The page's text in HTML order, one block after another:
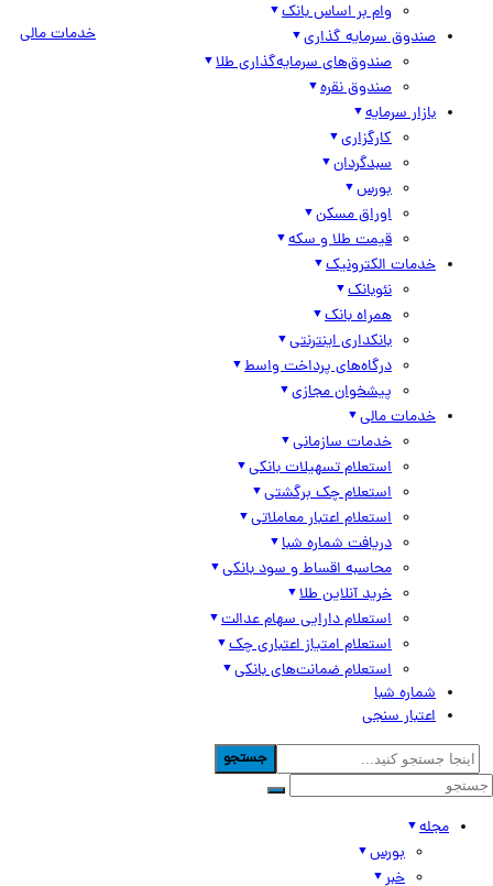
وام بر اساس بانک
صندوق سرمایه گذاری
صندوق‌های سرمایه‌گذاری طلا
صندوق نقره
بازار سرمایه
کارگزاری
سبدگردان
بورس
اوراق مسکن
قیمت طلا و سکه
خدمات الکترونیک
نئوبانک
همراه بانک
بانکداری اینترنتی
درگاه‌های پرداخت واسط
پیشخوان مجازی
خدمات مالی
خدمات سازمانی
استعلام تسهیلات بانکی
استعلام چک برگشتی
استعلام اعتبار معاملاتی
دریافت شماره شبا
محاسبه اقساط و سود بانکی
خرید آنلاین طلا
استعلام دارایی سهام عدالت
استعلام امتیاز اعتباری چک
استعلام ضمانت‌های بانکی
شماره شبا
اعتبار سنجی
خدمات مالی
جستجو
مجله
بورس
خبر